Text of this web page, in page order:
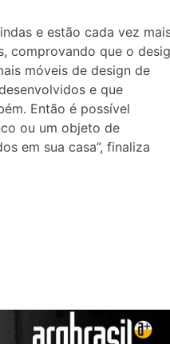
e estão cada vez
comprovando que o
móveis de design de
e que
Então é possível
ou um objeto de
em sua casa”, finaliza